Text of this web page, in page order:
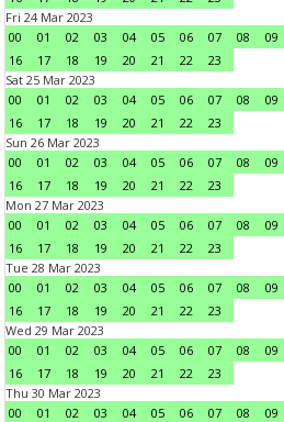
Fri 24 Mar 2023
00
01 02 03 04 05 06 07 08 09
16
17 18 19 20 21 22
23
Sat 25 Mar 2023
00
01 02 03 04 05 06 07 08 09
16
17 18 19 20 21 22
23
Sun 26 Mar 2023
00
01 02 03 04 05 06 07 08 09
16
17 18 19 20 21 22
23
Mon 27 Mar 2023
00
01 02 03 04 05 06 07 08 09
16
17 18 19 20 21 22
23
Tue 28 Mar 2023
00
01 02 03 04 05 06 07 08 09
16
17 18 19 20 21 22
23
Wed 29 Mar 2023
00
01 02 03 04 05 06 07 08 09
16
17 18 19 20 21 22
23
Thu 30 Mar 2023
00
01 02 03 04 05 06 07 08 09